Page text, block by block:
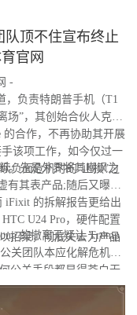
顶不住宣布终止
官网
-
负责特朗普手机（T1
场”，其创始合伙人克里
的合作，不再协助其开展
该项工作，如今仅过一
负面危机时的“止损”之
先是外界将其嘲讽为
其表产品;随后又曝出
iFixit 的拆解报告更给出
U24 Pro，硬件配置
招架，彻底失去为产品
的撤离无疑让 Trump
关团队本应化解危机，
公关手段都显得苍白无
事做出回应。